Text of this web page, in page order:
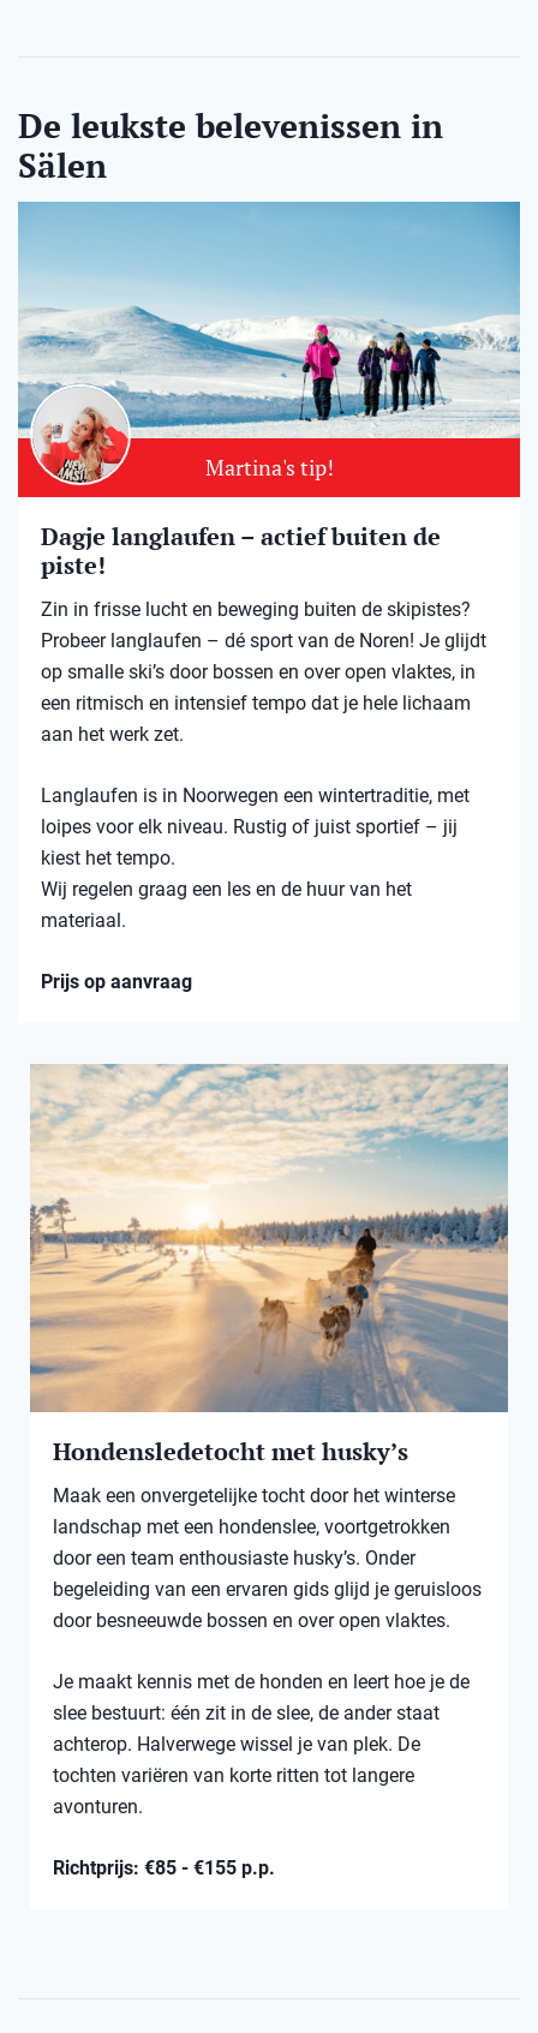
De leukste belevenissen in
Sälen
Martina's tip!
Dagje langlaufen – actief buiten de
piste!
Zin in frisse lucht en beweging buiten de skipistes?
Probeer langlaufen – dé sport van de Noren! Je glijdt
op smalle ski’s door bossen en over open vlaktes, in
een ritmisch en intensief tempo dat je hele lichaam
aan het werk zet.
Langlaufen is in Noorwegen een wintertraditie, met
loipes voor elk niveau. Rustig of juist sportief – jij
kiest het tempo.
Wij regelen graag een les en de huur van het
materiaal.
Prijs op aanvraag
Hondensledetocht met husky’s
Maak een onvergetelijke tocht door het winterse
landschap met een hondenslee, voortgetrokken
door een team enthousiaste husky’s. Onder
begeleiding van een ervaren gids glijd je geruisloos
door besneeuwde bossen en over open vlaktes.
Je maakt kennis met de honden en leert hoe je de
slee bestuurt: één zit in de slee, de ander staat
achterop. Halverwege wissel je van plek. De
tochten variëren van korte ritten tot langere
avonturen.
Richtprijs: €85 - €155 p.p.